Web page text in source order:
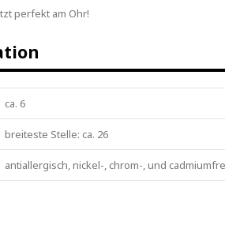
perfekt am Ohr!
ca. 6
breiteste Stelle: ca. 26
antiallergisch, nickel-, chrom-, und